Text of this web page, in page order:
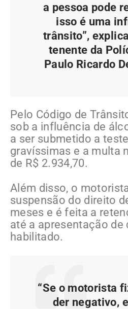
a pessoa pode
isso é uma
trânsito”,
tenente da
Paulo Ricardo
Pelo Código de
sob a influência de
a ser submetido a
gravíssimas e a multa
de R$ 2.934,70.
Além disso, o
suspensão do direito
meses e é feita a
até a apresentação de
habilitado.
“Se o motorista
der negativo,